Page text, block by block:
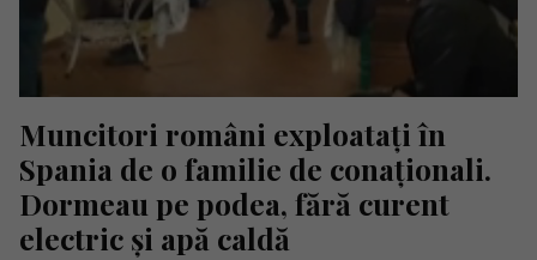
Muncitori români exploatați în
Spania de o familie de conaționali.
Dormeau pe podea, fără curent
electric și apă caldă